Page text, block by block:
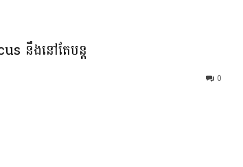
នឹងនៅតែបន្ត
0